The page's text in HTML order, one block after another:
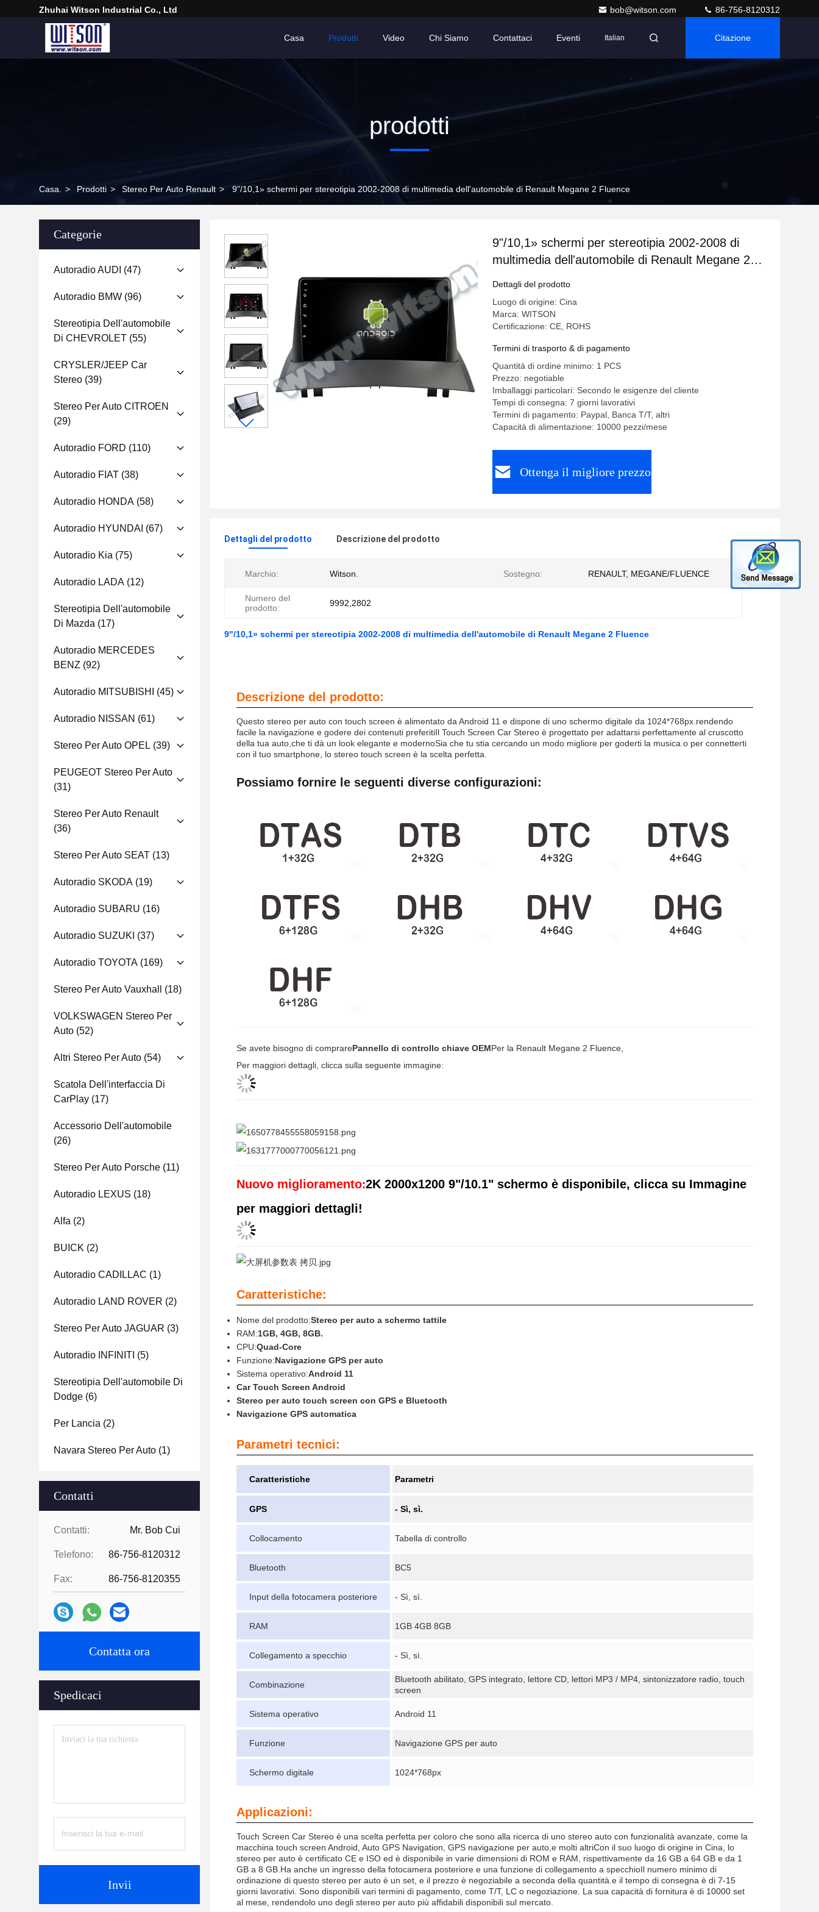
Zhuhai Witson Industrial Co., Ltd bob@witson.com 86-756-8120312
Casa Prodotti Video Chi Siamo Contattaci Eventi Italian Citazione
prodotti
Casa. > Prodotti > Stereo Per Auto Renault > 9"/10,1» schermi per stereotipia 2002-2008 di multimedia dell'automobile di Renault Megane 2 Fluence
Categorie
Autoradio AUDI (47)
Autoradio BMW (96)
Stereotipia Dell'automobile
Di CHEVROLET (55)
CRYSLER/JEEP Car
Stereo (39)
Stereo Per Auto CITROEN
(29)
Autoradio FORD (110)
Autoradio FIAT (38)
Autoradio HONDA (58)
Autoradio HYUNDAI (67)
Autoradio Kia (75)
Autoradio LADA (12)
Stereotipia Dell'automobile
Di Mazda (17)
Autoradio MERCEDES
BENZ (92)
Autoradio MITSUBISHI (45)
Autoradio NISSAN (61)
Stereo Per Auto OPEL (39)
PEUGEOT Stereo Per Auto
(31)
Stereo Per Auto Renault
(36)
Stereo Per Auto SEAT (13)
Autoradio SKODA (19)
Autoradio SUBARU (16)
Autoradio SUZUKI (37)
Autoradio TOYOTA (169)
Stereo Per Auto Vauxhall (18)
VOLKSWAGEN Stereo Per
Auto (52)
Altri Stereo Per Auto (54)
Scatola Dell'interfaccia Di
CarPlay (17)
Accessorio Dell'automobile
(26)
Stereo Per Auto Porsche (11)
Autoradio LEXUS (18)
Alfa (2)
BUICK (2)
Autoradio CADILLAC (1)
Autoradio LAND ROVER (2)
Stereo Per Auto JAGUAR (3)
Autoradio INFINITI (5)
Stereotipia Dell'automobile Di
Dodge (6)
Per Lancia (2)
Navara Stereo Per Auto (1)
Contatti
Contatti: Mr. Bob Cui
Telefono: 86-756-8120312
Fax: 86-756-8120355
Contatta ora
Spedicaci
Invii
9"/10,1» schermi per stereotipia 2002-2008 di
multimedia dell'automobile di Renault Megane 2
Dettagli del prodotto
Luogo di origine: Cina
Marca: WITSON
Certificazione: CE, ROHS
Termini di trasporto & di pagamento
Quantità di ordine minimo: 1 PCS
Prezzo: negotiable
Imballaggi particolari: Secondo le esigenze del cliente
Tempi di consegna: 7 giorni lavorativi
Termini di pagamento: Paypal, Banca T/T, altri
Capacità di alimentazione: 10000 pezzi/mese
Ottenga il migliore prezzo
Dettagli del prodotto Descrizione del prodotto
Marchio: Witson. Sostegno: RENAULT, MEGANE/FLUENCE
Numero del
prodotto:
9992,2802
9"/10,1» schermi per stereotipia 2002-2008 di multimedia dell'automobile di Renault Megane 2 Fluence
Descrizione del prodotto:
Questo stereo per auto con touch screen è alimentato da Android 11 e dispone di uno schermo digitale da 1024*768px.rendendo
facile la navigazione e godere dei contenuti preferitiIl Touch Screen Car Stereo è progettato per adattarsi perfettamente al cruscotto
della tua auto,che ti dà un look elegante e modernoSia che tu stia cercando un modo migliore per goderti la musica o per connetterti
con il tuo smartphone, lo stereo touch screen è la scelta perfetta.
Possiamo fornire le seguenti diverse configurazioni:
Se avete bisogno di comprarePannello di controllo chiave OEMPer la Renault Megane 2 Fluence,
Per maggiori dettagli, clicca sulla seguente immagine:
Nuovo miglioramento:2K 2000x1200 9"/10.1" schermo è disponibile, clicca su Immagine
per maggiori dettagli!
Caratteristiche:
Nome del prodotto:Stereo per auto a schermo tattile
RAM:1GB, 4GB, 8GB.
CPU:Quad-Core
Funzione:Navigazione GPS per auto
Sistema operativo:Android 11
Car Touch Screen Android
Stereo per auto touch screen con GPS e Bluetooth
Navigazione GPS automatica
Parametri tecnici:
Caratteristiche Parametri
GPS - Sì, sì.
Collocamento Tabella di controllo
Bluetooth BC5
Input della fotocamera posteriore - Sì, sì.
RAM 1GB 4GB 8GB
Collegamento a specchio - Sì, sì.
Combinazione
Bluetooth abilitato, GPS integrato, lettore CD, lettori MP3 / MP4, sintonizzatore radio, touch
screen
Sistema operativo Android 11
Funzione Navigazione GPS per auto
Schermo digitale 1024*768px
Applicazioni:
Touch Screen Car Stereo è una scelta perfetta per coloro che sono alla ricerca di uno stereo auto con funzionalità avanzate, come la
macchina touch screen Android, Auto GPS Navigation, GPS navigazione per auto,e molti altriCon il suo luogo di origine in Cina, lo
stereo per auto è certificato CE e ISO ed è disponibile in varie dimensioni di ROM e RAM, rispettivamente da 16 GB a 64 GB e da 1
GB a 8 GB.Ha anche un ingresso della fotocamera posteriore e una funzione di collegamento a specchioIl numero minimo di
ordinazione di questo stereo per auto è un set, e il prezzo è negoziabile a seconda della quantità.e il tempo di consegna è di 7-15
giorni lavorativi. Sono disponibili vari termini di pagamento, come T/T, LC o negoziazione. La sua capacità di fornitura è di 10000 set
al mese, rendendolo uno degli stereo per auto più affidabili disponibili sul mercato.